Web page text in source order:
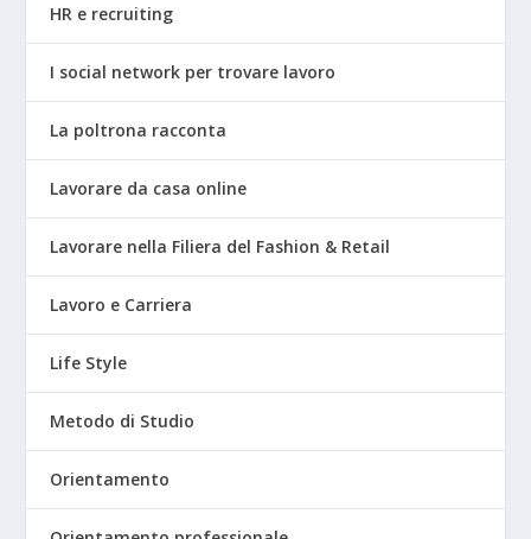
HR e recruiting
I social network per trovare lavoro
La poltrona racconta
Lavorare da casa online
Lavorare nella Filiera del Fashion & Retail
Lavoro e Carriera
Life Style
Metodo di Studio
Orientamento